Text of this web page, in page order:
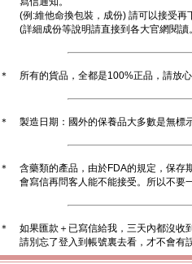
(例:維他命換包裝，成份) 請可以接受再
(詳細成份等說明請直接到各大官網閱讀
＊ 所有的貨品，全都是100%正品，請放
＊ 製造日期：國外的保養品大多數是無標
＊
含藥類的產品，由於FDA的規定，保存
會寫信再問客人能不能接受。所以不要
＊
如果匯款＋已寫信給我，三天內都沒收
請別忘了登入到帳號裏去看，才不會有